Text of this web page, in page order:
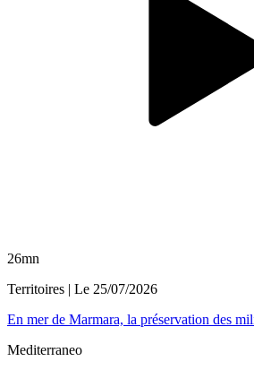
26mn
Territoires | Le 25/07/2026
En mer de Marmara, la préservation des
Mediterraneo